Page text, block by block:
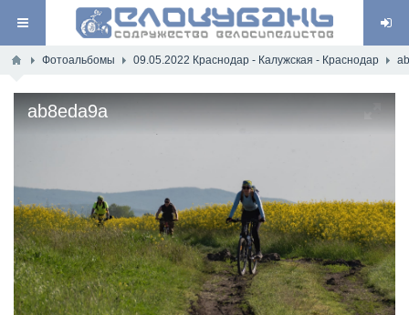
Фотоальбомы 09.05.2022 Краснодар - Калужская - Краснодар
ab8eda9a